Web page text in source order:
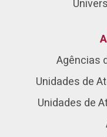
Agências
Unidades de
Unidades de